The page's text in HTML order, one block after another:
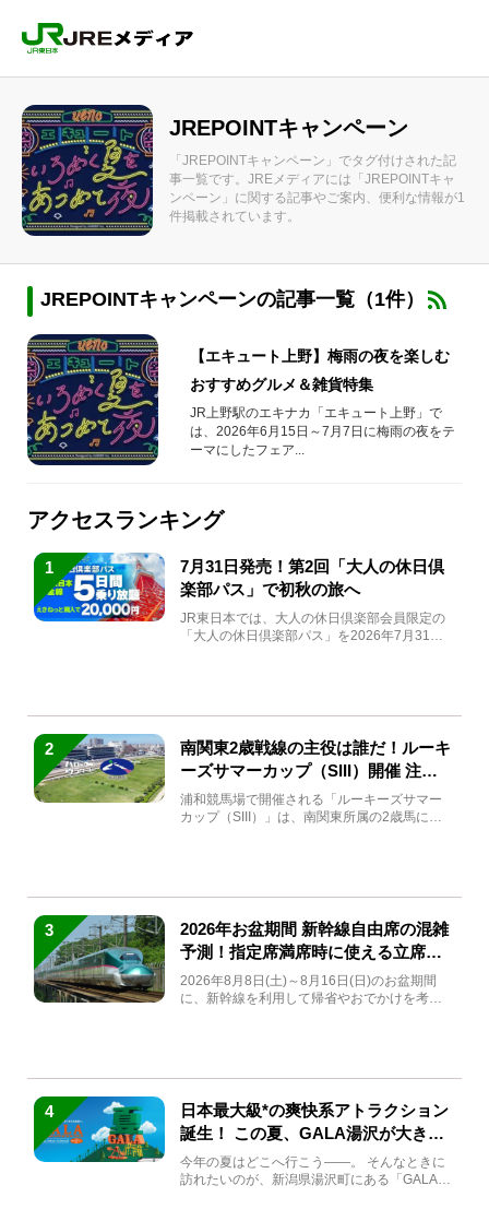
JREPOINTキャンペーン
「JREPOINTキャンペーン」でタグ付けされた記
事一覧です。JREメディアには「JREPOINTキャ
ンペーン」に関する記事やご案内、便利な情報が1
件掲載されています。
JREPOINTキャンペーンの記事一覧（1件）
【エキュート上野】梅雨の夜を楽しむ
おすすめグルメ＆雑貨特集
JR上野駅のエキナカ「エキュート上野」で
は、2026年6月15日～7月7日に梅雨の夜をテ
ーマにしたフェア...
アクセスランキング
1
7月31日発売！第2回「大人の休日倶
楽部パス」で初秋の旅へ
JR東日本では、大人の休日倶楽部会員限定の
「大人の休日倶楽部パス」を2026年7月31日
2
南関東2歳戦線の主役は誰だ！ルーキ
ーズサマーカップ（SIII）開催 注目
馬と見どころをチェック
浦和競馬場で開催される「ルーキーズサマー
カップ（SIII）」は、南関東所属の2歳馬によ
3
2026年お盆期間 新幹線自由席の混雑
予測！指定席満席時に使える立席特
急券も解説
2026年8月8日(土)～8月16日(日)のお盆期間
に、新幹線を利用して帰省やおでかけを考え
4
日本最大級*の爽快系アトラクション
誕生！ この夏、GALA湯沢が大きく
生まれ変わる
今年の夏はどこへ行こう――。 そんなときに
訪れたいのが、新潟県湯沢町にある「GALA湯